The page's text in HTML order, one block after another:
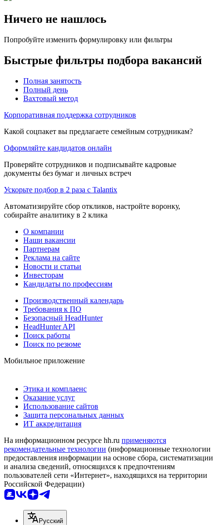
Ничего не нашлось
Попробуйте изменить формулировку или фильтры
Быстрые фильтры подбора вакансий
Полная занятость
Полный день
Вахтовый метод
Корпоративная поддержка сотрудников
Какой соцпакет вы предлагаете семейным сотрудникам?
Оформляйте кандидатов онлайн
Проверяйте сотрудников и подписывайте кадровые
документы без бумаг и личных встреч
Ускорьте подбор в 2 раза с Talantix
Автоматизируйте сбор откликов, настройте воронку,
собирайте аналитику в 2 клика
О компании
Наши вакансии
Партнерам
Реклама на сайте
Новости и статьи
Инвесторам
Кандидаты по профессиям
Производственный календарь
Требования к ПО
Безопасный HeadHunter
HeadHunter API
Поиск работы
Поиск по резюме
Мобильное приложение
Этика и комплаенс
Оказание услуг
Использование сайтов
Защита персональных данных
ИТ аккредитация
На информационном ресурсе hh.ru применяются
рекомендательные технологии (информационные технологии
предоставления информации на основе сбора, систематизации
и анализа сведений, относящихся к предпочтениям
пользователей сети «Интернет», находящихся на территории
Российской Федерации)
Русский